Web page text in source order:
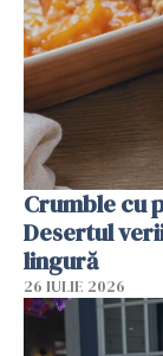
Crumble cu
Desertul
lingură
26 IULIE 2026